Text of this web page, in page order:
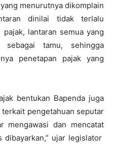
menurutnya dikomplain
dinilai tidak terlalu
lantaran semua yang
tamu, sehingga
penetapan pajak yang
bentukan Bapenda juga
pengetahuan seputar
mengawasi dan mencatat
ujar legislator